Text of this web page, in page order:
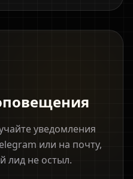
уведомления
или на почту,
лид не остыл.